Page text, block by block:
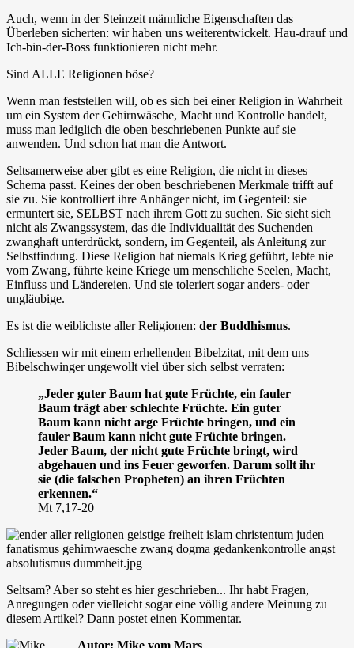
Auch, wenn in der Steinzeit männliche Eigenschaften das
Überleben sicherten: wir haben uns weiterentwickelt. Hau-drauf und
Ich-bin-der-Boss funktionieren nicht mehr.
Sind ALLE Religionen böse?
Wenn man feststellen will, ob es sich bei einer Religion in Wahrheit
um ein System der Gehirnwäsche, Macht und Kontrolle handelt,
muss man lediglich die oben beschriebenen Punkte auf sie
anwenden. Und schon hat man die Antwort.
Seltsamerweise aber gibt es eine Religion, die nicht in dieses
Schema passt. Keines der oben beschriebenen Merkmale trifft auf
sie zu. Sie kontrolliert ihre Anhänger nicht, im Gegenteil: sie
ermuntert sie, SELBST nach ihrem Gott zu suchen. Sie sieht sich
nicht als Zwangssystem, das die Individualität des Suchenden
zwanghaft unterdrückt, sondern, im Gegenteil, als Anleitung zur
Selbstfindung. Diese Religion hat niemals Krieg geführt, lebte nie
vom Zwang, führte keine Kriege um menschliche Seelen, Macht,
Einfluss und Ländereien. Und sie toleriert sogar anders- oder
ungläubige.
Es ist die weiblichste aller Religionen: der Buddhismus.
Schliessen wir mit einem erhellenden Bibelzitat, mit dem uns
Bibelschwinger ungewollt viel über sich selbst verraten:
„Jeder guter Baum hat gute Früchte, ein fauler
Baum trägt aber schlechte Früchte. Ein guter
Baum kann nicht arge Früchte bringen, und ein
fauler Baum kann nicht gute Früchte bringen.
Jeder Baum, der nicht gute Früchte bringt, wird
abgehauen und ins Feuer geworfen. Darum sollt ihr
sie (die falschen Propheten) an ihren Früchten
erkennen.“
Mt 7,17-20
Seltsam? Aber so steht es hier geschrieben... Ihr habt Fragen,
Anregungen oder vielleicht sogar eine völlig andere Meinung zu
diesem Artikel? Dann postet einen Kommentar.